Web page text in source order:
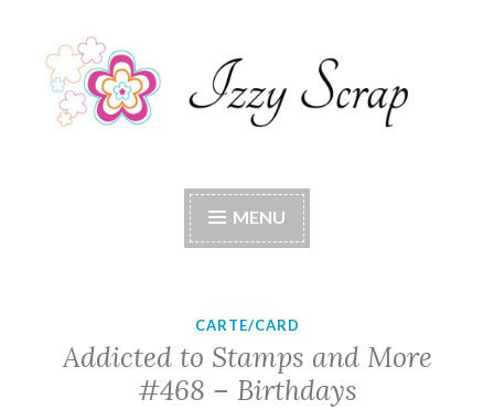
Accéder
au
contenu
principal
Izzy Scrap
MENU
CARTE/CARD
Addicted to Stamps and More
#468 – Birthdays